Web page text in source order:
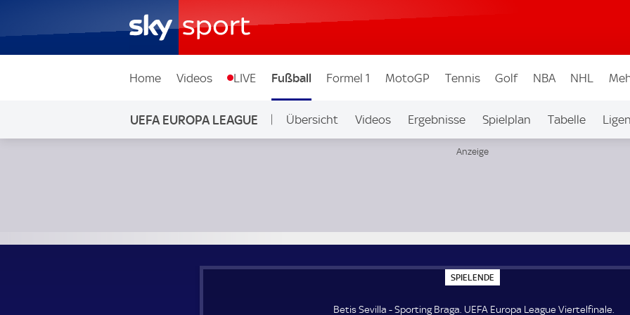
Home Videos LIVE Fußball Formel 1 MotoGP Tennis Golf NBA NHL
UEFA EUROPA LEAGUE Übersicht Videos Ergebnisse Spielplan Tabelle
SPIELENDE
P
E
Betis Sevilla - Sporting Braga. UEFA Europa League Viertelfinale.